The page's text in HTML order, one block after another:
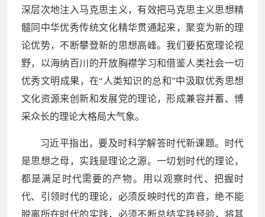
深层次地注入马克思主义，有效把马克思主义思想精
髓同中华优秀传统文化精华贯通起来，聚变为新的理
论优势，不断攀登新的思想高峰。我们要拓宽理论视
野，以海纳百川的开放胸襟学习和借鉴人类社会一切
优秀文明成果，在“人类知识的总和”中汲取优秀思想
文化资源来创新和发展党的理论，形成兼容并蓄、博
采众长的理论大格局大气象。
习近平指出，要及时科学解答时代新课题。时代
是思想之母，实践是理论之源。一切划时代的理论，
都是满足时代需要的产物。用以观察时代、把握时
代、引领时代的理论，必须反映时代的声音，绝不能
脱离所在时代的实践，必须不断总结实践经验，将其